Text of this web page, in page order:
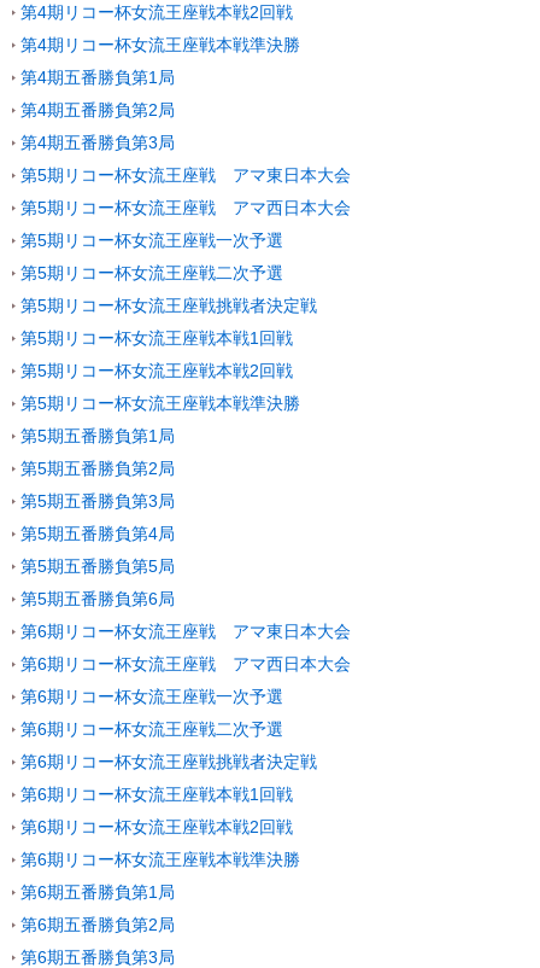
第4期リコー杯女流王座戦本戦2回戦
第4期リコー杯女流王座戦本戦準決勝
第4期五番勝負第1局
第4期五番勝負第2局
第4期五番勝負第3局
第5期リコー杯女流王座戦 アマ東日本大会
第5期リコー杯女流王座戦 アマ西日本大会
第5期リコー杯女流王座戦一次予選
第5期リコー杯女流王座戦二次予選
第5期リコー杯女流王座戦挑戦者決定戦
第5期リコー杯女流王座戦本戦1回戦
第5期リコー杯女流王座戦本戦2回戦
第5期リコー杯女流王座戦本戦準決勝
第5期五番勝負第1局
第5期五番勝負第2局
第5期五番勝負第3局
第5期五番勝負第4局
第5期五番勝負第5局
第5期五番勝負第6局
第6期リコー杯女流王座戦 アマ東日本大会
第6期リコー杯女流王座戦 アマ西日本大会
第6期リコー杯女流王座戦一次予選
第6期リコー杯女流王座戦二次予選
第6期リコー杯女流王座戦挑戦者決定戦
第6期リコー杯女流王座戦本戦1回戦
第6期リコー杯女流王座戦本戦2回戦
第6期リコー杯女流王座戦本戦準決勝
第6期五番勝負第1局
第6期五番勝負第2局
第6期五番勝負第3局